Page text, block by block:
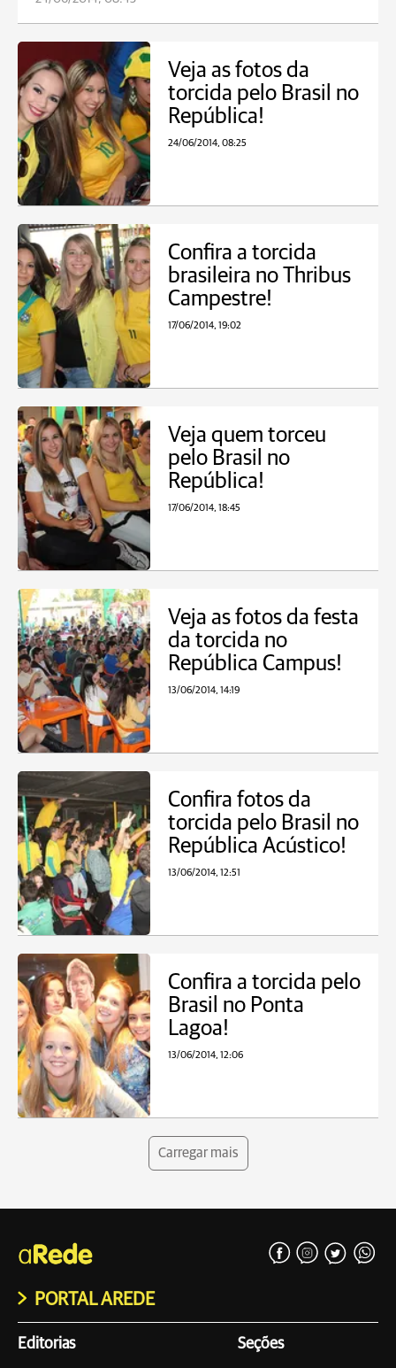
Veja as fotos da
torcida pelo Brasil no
República!
24/06/2014, 08:25
Confira a torcida
brasileira no Thribus
Campestre!
17/06/2014, 19:02
Veja quem torceu
pelo Brasil no
República!
17/06/2014, 18:45
Veja as fotos da festa
da torcida no
República Campus!
13/06/2014, 14:19
Confira fotos da
torcida pelo Brasil no
República Acústico!
13/06/2014, 12:51
Confira a torcida pelo
Brasil no Ponta
Lagoa!
13/06/2014, 12:06
Carregar mais
PORTAL AREDE
Editorias Seções